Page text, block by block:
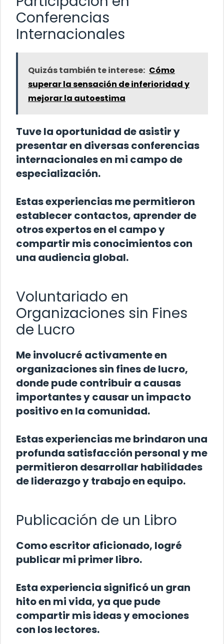
Conferencias
Internacionales
Quizás también te interese: Cómo
superar la sensación de inferioridad y
mejorar la autoestima
Tuve la oportunidad de asistir y
presentar en diversas conferencias
internacionales en mi campo de
especialización.
Estas experiencias me permitieron
establecer contactos, aprender de
otros expertos en el campo y
compartir mis conocimientos con
una audiencia global.
Voluntariado en
Organizaciones sin Fines
de Lucro
Me involucré activamente en
organizaciones sin fines de lucro,
donde pude contribuir a causas
importantes y causar un impacto
positivo en la comunidad.
Estas experiencias me brindaron una
profunda satisfacción personal y me
permitieron desarrollar habilidades
de liderazgo y trabajo en equipo.
Publicación de un Libro
Como escritor aficionado, logré
publicar mi primer libro.
Esta experiencia significó un gran
hito en mi vida, ya que pude
compartir mis ideas y emociones
con los lectores.